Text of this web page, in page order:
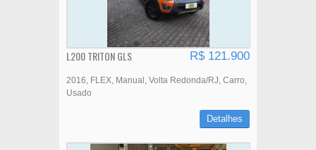
L200 TRITON GLS R$ 121.900
2016 FLEX Manual Volta Redonda/RJ Carro
Usado
Detalhes